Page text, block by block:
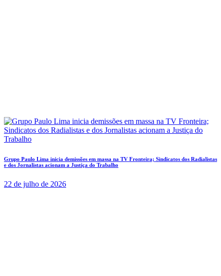
Grupo Paulo Lima inicia demissões em massa na TV Fronteira; Sindicatos dos Radialistas
e dos Jornalistas acionam a Justiça do Trabalho
22 de julho de 2026